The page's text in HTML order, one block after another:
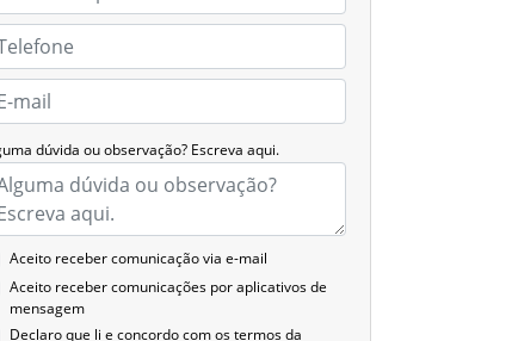
dúvida ou observação? Escreva aqui.
Aceito receber comunicação via e-mail
Aceito receber comunicações por aplicativos de
mensagem
Declaro que li e concordo com os termos da